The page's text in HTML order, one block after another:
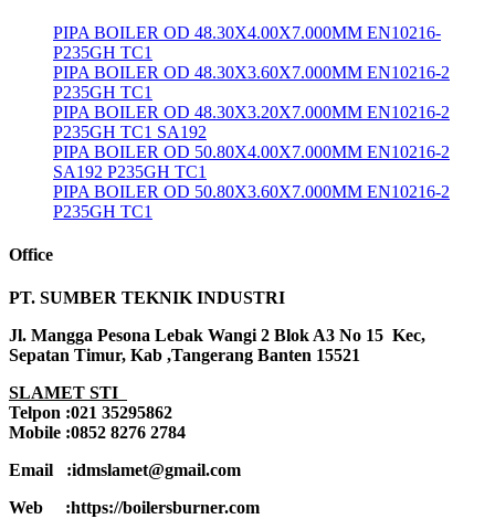
PIPA BOILER OD 48.30X4.00X7.000MM EN10216-
P235GH TC1
PIPA BOILER OD 48.30X3.60X7.000MM EN10216-2
P235GH TC1
PIPA BOILER OD 48.30X3.20X7.000MM EN10216-2
P235GH TC1 SA192
PIPA BOILER OD 50.80X4.00X7.000MM EN10216-2
SA192 P235GH TC1
PIPA BOILER OD 50.80X3.60X7.000MM EN10216-2
P235GH TC1
Office
PT. SUMBER TEKNIK INDUSTRI
Jl. Mangga Pesona Lebak Wangi 2 Blok A3 No 15 Kec,
Sepatan Timur, Kab ,Tangerang Banten 15521
SLAMET STI
Telpon :021 35295862
Mobile :0852 8276 2784
Email :idmslamet@gmail.com
Web :https://boilersburner.com